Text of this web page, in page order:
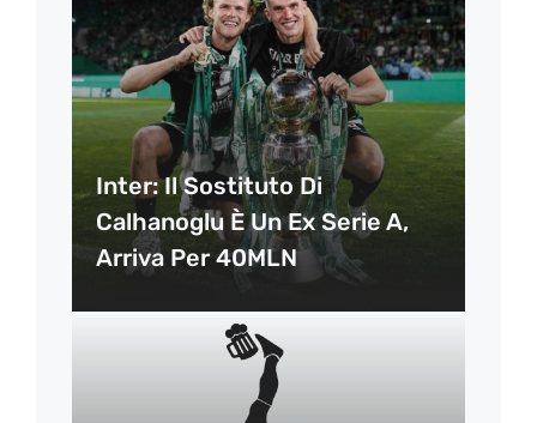
Inter: Il Sostituto Di
Calhanoglu È Un Ex Serie A,
Arriva Per 40MLN